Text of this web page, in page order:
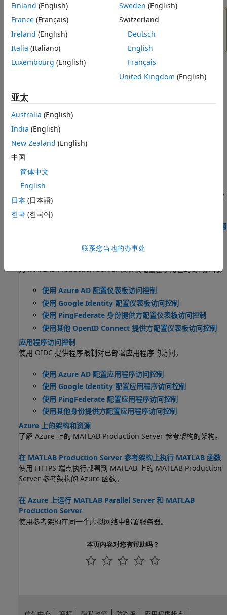
小心
您必须使用云仪表板而不是命令行来管理云中的
Production Server
使用参考架构在 Azure 上运行 MATLAB Production Server
Server。
配置在云上使用的 MATLAB Production Server 许可证
Server
使用仪表板管理 MATLAB Production Server
使用仪表板上传应用程序、编辑服务器设置、配置远程持久性服务
以及配置访问控制。
管理 Azure 上 MATLAB Production Server 参考架构的配置资源
为MATLAB Production Server仪表板配置基于角色的访问控制。
使用 Azure AD 配置仪表板访问控制
使用 Google Identity 配置仪表板访问控制
使用 PingFederate 身份提供方配置仪表板访问控制
使用其他 OpenID Connect 提供方配置仪表板访问控制
应用程序访问控制
使用 OIDC 提供程序限制对已部署应用程序的访问。
使用 Azure AD 配置应用程序访问控制
使用 Google Identity 配置应用程序访问控制
使用 PingFederate 配置应用程序访问控制
使用其他身份提供方配置应用程序访问控制
Azure 上的架构和资源
了解 Azure 上的 MATLAB Production Server 参考架构的架构。
在 MATLAB Production Server 参考架构上执行 MATLAB 函数
使用 HTTPS 端点执行部署到 MATLAB 上的 MATLAB Production
Server 参考架构的 Azure 函数。
在 Azure 上运行 MATLAB Parallel Server 和 MATLAB
Production Server
使用参考架构在同一个虚拟网络中部署服务器。
本页内容对您有帮助吗？
Finland (English)
France (Français)
Ireland (English)
Italia (Italiano)
Luxembourg (English)
Sweden (English)
Switzerland
Deutsch
English
Français
United Kingdom (English)
亚太
Australia (English)
India (English)
New Zealand (English)
中国
简体中文
English
日本 (日本語)
한국 (한국어)
联系您当地的办事处